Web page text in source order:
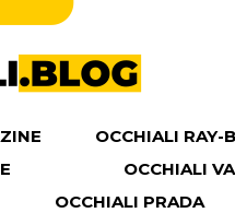
OCCHIALI RAY-
OCCHIALI
OCCHIALI PRADA